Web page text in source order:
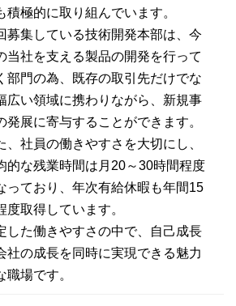
積極的に取り組んでいます。
募集している技術開発本部は、今
当社を支える製品の開発を行って
部門の為、既存の取引先だけでな
広い領域に携わりながら、新規事
発展に寄与することができます。
、社員の働きやすさを大切にし、
的な残業時間は月20～30時間程度
っており、年次有給休暇も年間15
度取得しています。
した働きやすさの中で、自己成長
社の成長を同時に実現できる魅力
職場です。